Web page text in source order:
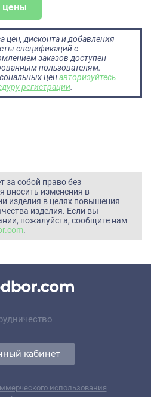
цены
цен, дисконта и добавления
спецификаций с
заказов доступен
пользователям.
ценавторизуйтесь
регистрации.
за собой право без
вносить изменения в
изделия в целях повышения
изделия. Если вы
пожалуйста, сообщите нам
.
кабинет
использования